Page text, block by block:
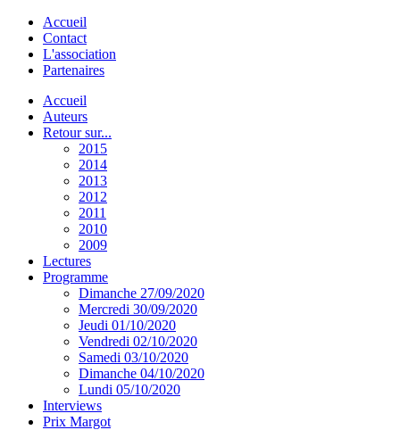
Accueil
Contact
L'association
Partenaires
Accueil
Auteurs
Retour sur...
2015
2014
2013
2012
2011
2010
2009
Lectures
Programme
Dimanche 27/09/2020
Mercredi 30/09/2020
Jeudi 01/10/2020
Vendredi 02/10/2020
Samedi 03/10/2020
Dimanche 04/10/2020
Lundi 05/10/2020
Interviews
Prix Margot